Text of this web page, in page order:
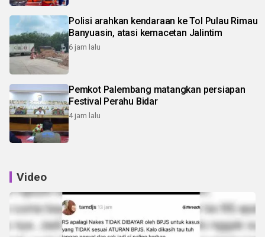
Polisi arahkan kendaraan ke Tol Pulau Rimau
Banyuasin, atasi kemacetan Jalintim
6 jam lalu
Pemkot Palembang matangkan persiapan
Festival Perahu Bidar
4 jam lalu
Video